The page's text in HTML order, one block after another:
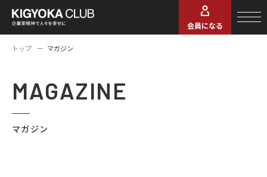
会員になる
トップ マガジン
MAGAZINE
マガジン